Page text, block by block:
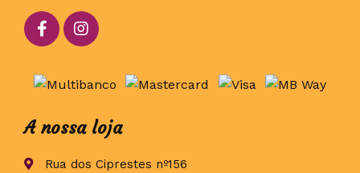
A nossa loja
Rua dos Ciprestes nº156